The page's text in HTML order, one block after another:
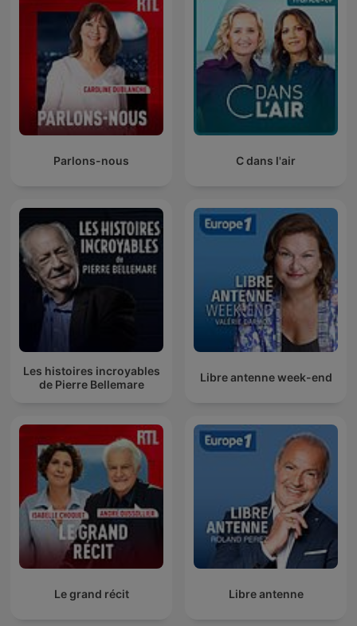
Parlons-nous C dans l'air
Les histoires incroyables
de Pierre Bellemare
Libre antenne week-end
Le grand récit Libre antenne